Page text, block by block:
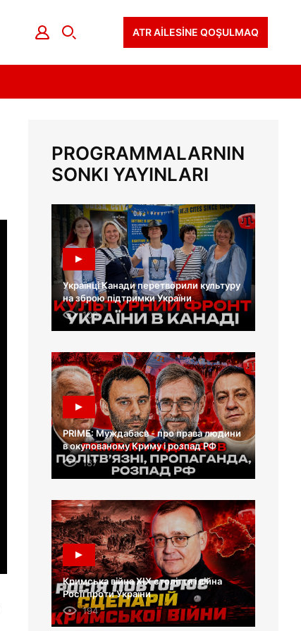
ATR AİLESİNE QOŞULMAQ
PROGRAMMALARNIN
SONKI YAYINLARI
Українці Канади перетворили культуру
на зброю підтримки України
106
PRIME: Муждабаєв - про права людини
в окупованому Криму і розпад РФ
187
Кримська війна XIX століття і війна
Росії проти України
194